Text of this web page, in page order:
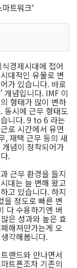
트워크'
경제시대에 접어
대적인 유물로 변
가 있습니다. 바로
' 개념입니다. IMF 이
형태가 많이 변하
동시에 근무 형태도
니다. 9 to 6 라는
로 시간에서 유연
, 재택 근무 등의 새
개념이 정착되어가
.
근무 환경을 들지
대는 늘 변해 왔고
고 있습니다. 하지
을 정도로 빠른 변
다 수용하기엔 버
은 성과와 높은 효
해져만가는게 오
각해봅니다.
랜드와 만나면서
트폰조차 기존의